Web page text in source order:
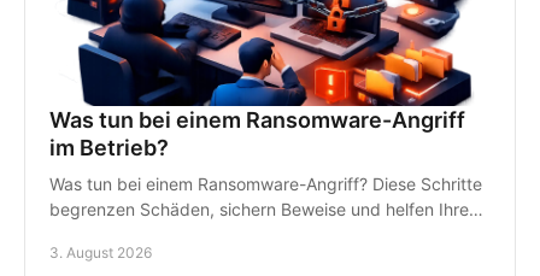
Was tun bei einem Ransomware-Angriff
im Betrieb?
Was tun bei einem Ransomware-Angriff? Diese Schritte
begrenzen Schäden, sichern Beweise und helfen Ihrem
3. August 2026